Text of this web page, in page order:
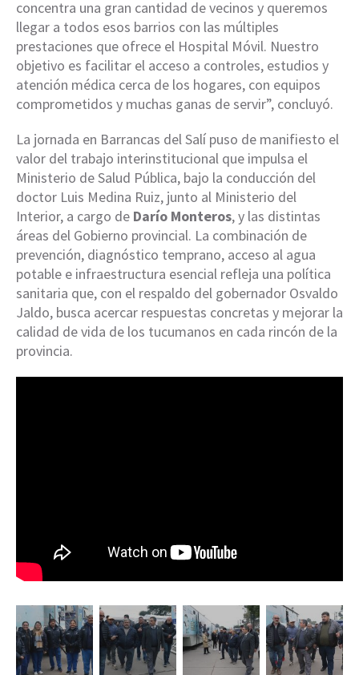
concentra una gran cantidad de vecinos y queremos
llegar a todos esos barrios con las múltiples
prestaciones que ofrece el Hospital Móvil. Nuestro
objetivo es facilitar el acceso a controles, estudios y
atención médica cerca de los hogares, con equipos
comprometidos y muchas ganas de servir”, concluyó.
La jornada en Barrancas del Salí puso de manifiesto el
valor del trabajo interinstitucional que impulsa el
Ministerio de Salud Pública, bajo la conducción del
doctor Luis Medina Ruiz, junto al Ministerio del
Interior, a cargo de Darío Monteros, y las distintas
áreas del Gobierno provincial. La combinación de
prevención, diagnóstico temprano, acceso al agua
potable e infraestructura esencial refleja una política
sanitaria que, con el respaldo del gobernador Osvaldo
Jaldo, busca acercar respuestas concretas y mejorar la
calidad de vida de los tucumanos en cada rincón de la
provincia.